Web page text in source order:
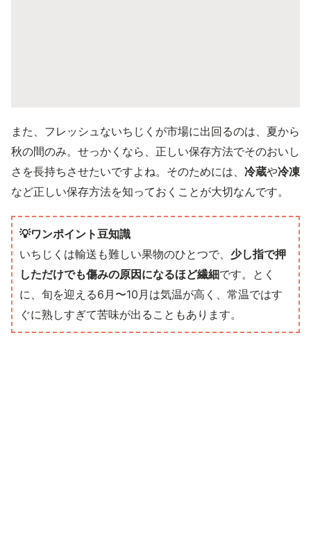
また、フレッシュないちじくが市場に出回るのは、夏から
秋の間のみ。せっかくなら、正しい保存方法でそのおいし
さを長持ちさせたいですよね。そのためには、 冷蔵や冷凍
など正しい保存方法を知っておくことが大切なんです。
💡ワンポイント豆知識
いちじくは輸送も難しい果物のひとつで、 少し指で押
しただけでも傷みの原因になるほど繊細です。とく
に、旬を迎える6月〜10月は気温が高く、常温ではす
ぐに熟しすぎて苦味が出ることもあります。